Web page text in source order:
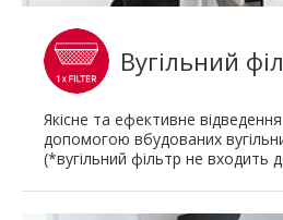
Вугільний
Якісне та ефективне
допомогою вбудованих
(*вугільний фільтр не входить